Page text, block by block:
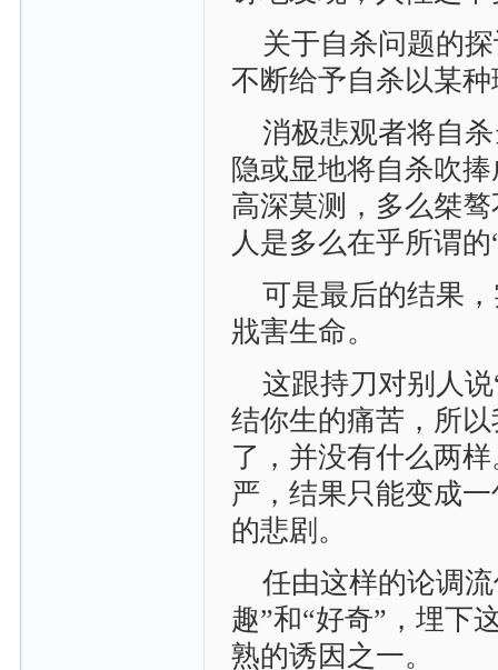
关于自杀问题的
不断给予自杀以某
消极悲观者将自
隐或显地将自杀吹
高深莫测，多么桀
人是多么在乎所谓
可是最后的结果
戕害生命。
这跟持刀对别人
结你生的痛苦，所
了，并没有什么两
严，结果只能变成
的悲剧。
任由这样的论调
趣”和“好奇”，埋下
熟的诱因之一。